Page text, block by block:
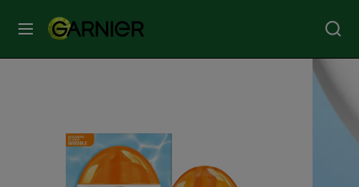
MENU
SOINS
CHEVEUX